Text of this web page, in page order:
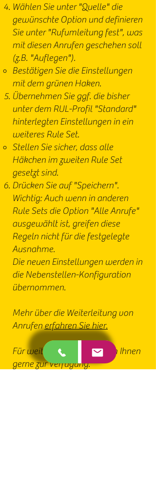
Wählen Sie unter "Quelle" die
gewünschte Option und definieren
Sie unter "Rufumleitung fest", was
mit diesen Anrufen geschehen soll
(z.B. "Auflegen").
Bestätigen Sie die Einstellungen
mit dem grünen Haken.
Übernehmen Sie ggf. die bisher
unter dem RUL-Profil "Standard"
hinterlegten Einstellungen in ein
weiteres Rule Set.
Stellen Sie sicher, dass alle
Häkchen im zweiten Rule Set
gesetzt sind.
Drücken Sie auf "Speichern".
Wichtig: Auch wenn in anderen
Rule Sets die Option "Alle Anrufe"
ausgewählt ist, greifen diese
Regeln nicht für die festgelegte
Ausnahme.
Die neuen Einstellungen werden in
die Nebenstellen-Konfiguration
übernommen.
Mehr über die Weiterleitung von
Anrufenerfahren Sie hier.
Für weitere Fragen stehe ich Ihnen
gerne zur Verfügung.